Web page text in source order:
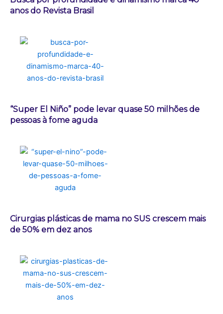
anos do Revista Brasil
“Super El Niño” pode levar quase 50 milhões de
pessoas à fome aguda
Cirurgias plásticas de mama no SUS crescem mais
de 50% em dez anos